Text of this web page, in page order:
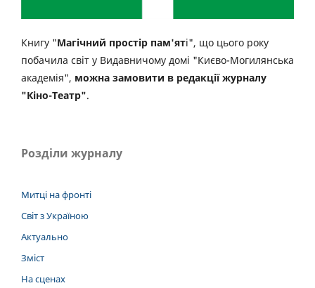
Книгу "Магічний простір пам'яті", що цього року
побачила світ у Видавничому домі "Києво-Могилянська
академія", можна замовити в редакції журналу
"Кіно-Театр".
Розділи журналу
Митці на фронті
Світ з Україною
Актуально
Зміст
На сценах